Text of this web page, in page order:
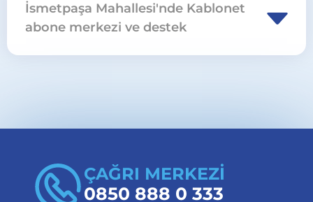
İsmetpaşa Mahallesi'nde Kablonet
abone merkezi ve destek
ÇAĞRI MERKEZİ
0850 888 0 333